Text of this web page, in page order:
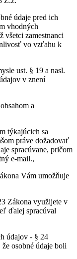
údaje pred ich
vhodných
všetci zamestnanci
vo vzťahu k
ust. § 19 a nasl.
v znení
a
týkajúcich sa
práve dožadovať
spracúvane, pričom
e-mail.,
Vám umožňuje
Zákona využijete v
ďalej spracúval
údajov - § 24
osobné údaje boli